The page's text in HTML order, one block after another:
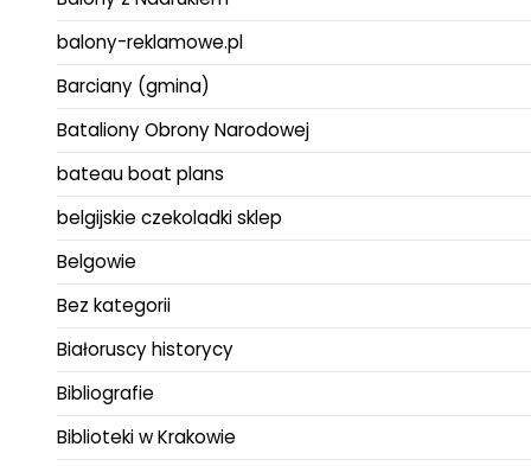
balony-reklamowe.pl
Barciany (gmina)
Bataliony Obrony Narodowej
bateau boat plans
belgijskie czekoladki sklep
Belgowie
Bez kategorii
Białoruscy historycy
Bibliografie
Biblioteki w Krakowie